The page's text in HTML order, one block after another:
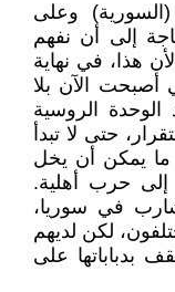
(السورية) وعلى
إلى أن نفهم
هذا، في نهاية
أصبحت الآن بلا
الروسية
حتى لا تبدأ
ما يمكن أن يخل
إلى حرب أهلية.
في سوريا،
لكن لديهم
بدباباتها على